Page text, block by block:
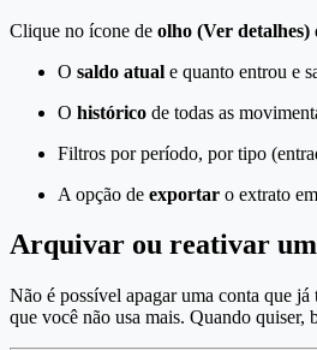
Clique no ícone de olho (Ver detalhes)
O saldo atual e quanto entrou e
O histórico de todas as
Filtros por período, por tipo
A opção de exportar o extrato
Arquivar ou reativar
Não é possível apagar uma conta que
que você não usa mais. Quando quiser,